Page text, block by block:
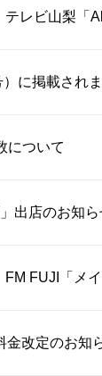
テレビ山梨「
に掲載され
について
出店のお知
FM FUJI「メ
金改定のお知